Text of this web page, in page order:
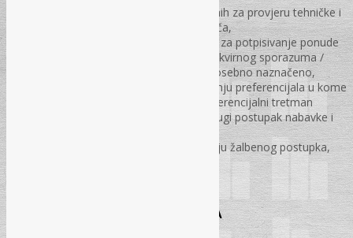
Pravilnog defnisanja zahtjeva vezanih za provjeru tehničke i
profesionalne sposobnosti ponuđača,
Da li je lice ovlašteno po punomoći za potpisivanje ponude
ovlašteno i za potpisivanje nacrta okvirnog sporazuma /
ugovora, ako to u punomoći nije posebno naznačeno,
Da li se može uvažiti dokaz o uživanju preferencijala u kome
je navedeno da ponuđač uživa preferencijalni tretman
domaćeg, ako uvjerenje glasi na drugi postupak nabavke i
Ko obavještava ponuđača o vođenju žalbenog postupka,
ODGOVORI NA PITANJA PRETPLATNIKA